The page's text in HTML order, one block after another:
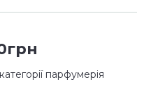
парфумерія